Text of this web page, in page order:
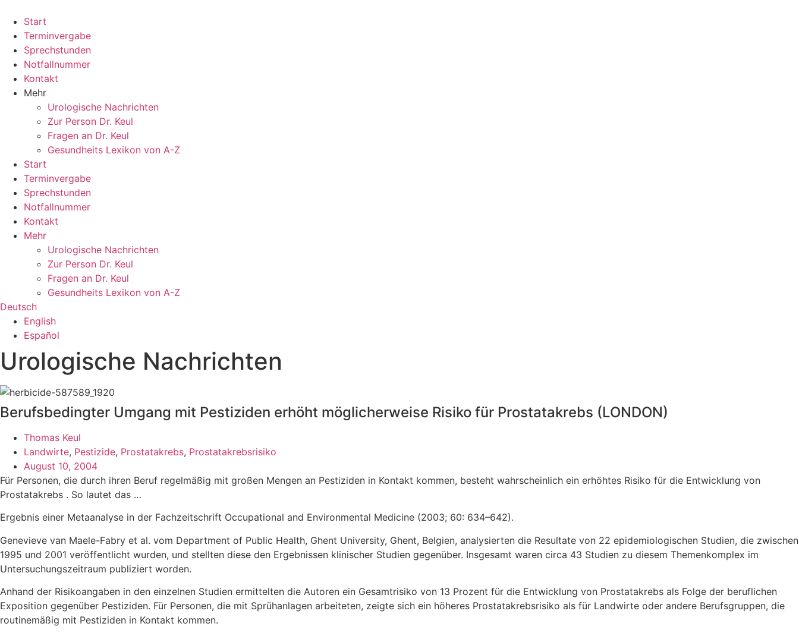
Inhalt
springen
Start
Terminvergabe
Sprechstunden
Notfallnummer
Kontakt
Mehr
Urologische Nachrichten
Zur Person Dr. Keul
Fragen an Dr. Keul
Gesundheits Lexikon von A-Z
Start
Terminvergabe
Sprechstunden
Notfallnummer
Kontakt
Mehr
Urologische Nachrichten
Zur Person Dr. Keul
Fragen an Dr. Keul
Gesundheits Lexikon von A-Z
Deutsch
English
Español
Urologische Nachrichten
Berufsbedingter Umgang mit Pestiziden erhöht möglicherweise Risiko für Prostatakrebs (LONDON)
Thomas Keul
Landwirte, Pestizide, Prostatakrebs, Prostatakrebsrisiko
August 10, 2004
Für Personen, die durch ihren Beruf regelmäßig mit großen Mengen an Pestiziden in Kontakt kommen, besteht wahrscheinlich ein erhöhtes Risiko für die Entwicklung von
Prostatakrebs . So lautet das …
Ergebnis einer Metaanalyse in der Fachzeitschrift Occupational and Environmental Medicine (2003; 60: 634–642).
Genevieve van Maele-Fabry et al. vom Department of Public Health, Ghent University, Ghent, Belgien, analysierten die Resultate von 22 epidemiologischen Studien, die zwischen
1995 und 2001 veröffentlicht wurden, und stellten diese den Ergebnissen klinischer Studien gegenüber. Insgesamt waren circa 43 Studien zu diesem Themenkomplex im
Untersuchungszeitraum publiziert worden.
Anhand der Risikoangaben in den einzelnen Studien ermittelten die Autoren ein Gesamtrisiko von 13 Prozent für die Entwicklung von Prostatakrebs als Folge der beruflichen
Exposition gegenüber Pestiziden. Für Personen, die mit Sprühanlagen arbeiteten, zeigte sich ein höheres Prostatakrebsrisiko als für Landwirte oder andere Berufsgruppen, die
routinemäßig mit Pestiziden in Kontakt kommen.